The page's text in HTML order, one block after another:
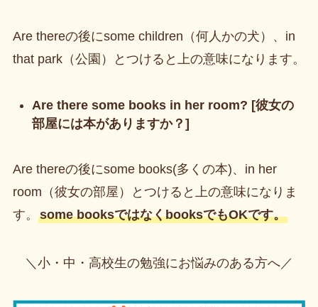
Are thereの後にsome children（何人かの犬）、in
that park（公園）とつけると上の意味になります。
Are there some books in her room? [彼女の
部屋には本がありますか？]
Are thereの後にsome books(多くの本)、in her
room（彼女の部屋）とつけると上の意味になりま
す。 some booksではなくbooksでもOKです。
＼小・中・高校生の勉強にお悩みのある方へ／